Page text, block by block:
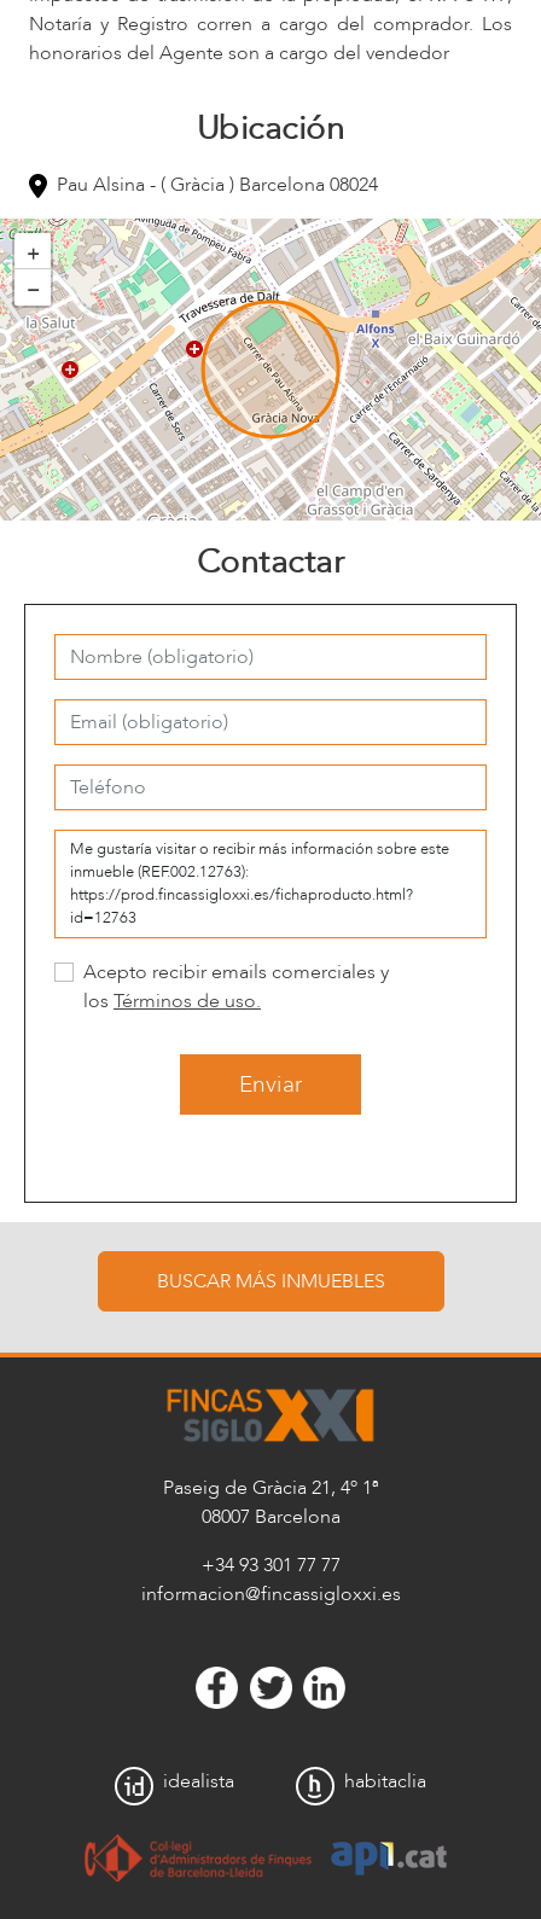
Notaría y Registro corren a cargo del comprador. Los
honorarios del Agente son a cargo del vendedor
Ubicación
Pau Alsina - ( Gràcia ) Barcelona 08024
+
−
Contactar
Acepto recibir emails comerciales y
los Términos de uso.
Enviar
BUSCAR MÁS INMUEBLES
Paseig de Gràcia 21, 4º 1ª
08007 Barcelona
+34 93 301 77 77
informacion@fincassigloxxi.es
idealista habitaclia